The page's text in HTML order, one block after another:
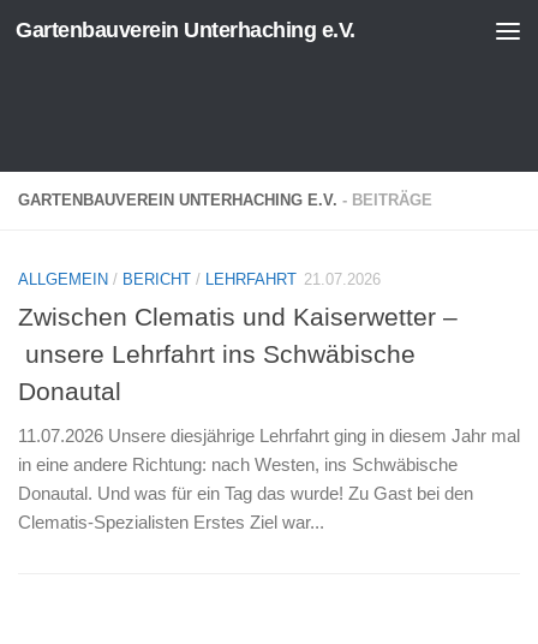
Zum Inhalt springen
Gartenbauverein Unterhaching e.V.
GARTENBAUVEREIN UNTERHACHING E.V. - BEITRÄGE
ALLGEMEIN / BERICHT / LEHRFAHRT 21.07.2026
Zwischen Clematis und Kaiserwetter –
unsere Lehrfahrt ins Schwäbische
Donautal
11.07.2026 Unsere diesjährige Lehrfahrt ging in diesem Jahr mal
in eine andere Richtung: nach Westen, ins Schwäbische
Donautal. Und was für ein Tag das wurde! Zu Gast bei den
Clematis-Spezialisten Erstes Ziel war...